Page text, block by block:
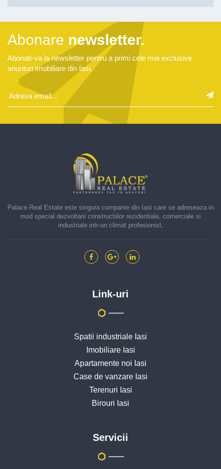
Abonare newsletter.
Abonati-va la newsletter pentru a primi cele mai exclusive
anunturi imobiliare din Iasi.
Introduceti
adresa
a
Palace Real Estate este singura companie din Iasi care se adreseaza in
mod special dezvoltarii constructiilor rezidentiale, comerciale si
industriale intr-un climat profesionist,
Link-uri
Spatii industriale Iasi
Imobiliare Iasi
Apartamente noi Iasi
Case de vanzare Iasi
Terenuri Iasi
Birouri Iasi
Servicii